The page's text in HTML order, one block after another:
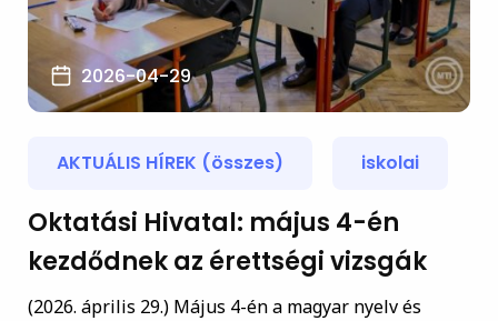
2026-04-29
AKTUÁLIS HÍREK (összes) iskolai
Oktatási Hivatal: május 4-én
kezdődnek az érettségi vizsgák
(2026. április 29.) Május 4-én a magyar nyelv és